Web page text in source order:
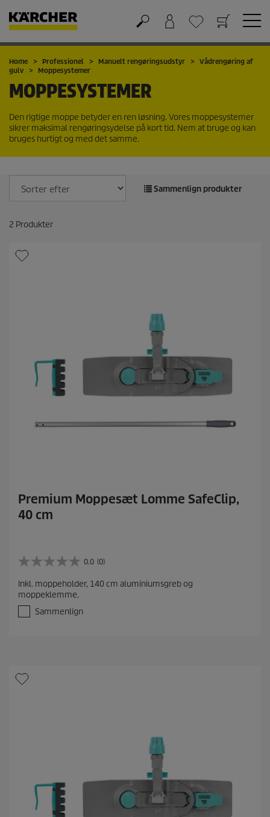
Kurv
Favorit liste
Home Professionel Manuelt rengøringsudstyr
Vådrengøring af
gulv
Moppesystemer
MOPPESYSTEMER
Den rigtige moppe betyder en ren løsning. Vores moppesystemer
sikrer maksimal rengøringsydelse på kort tid. Nem at bruge og kan
bruges hurtigt og med det samme.
Sammenlign produkter
2 Produkter
Premium Moppesæt Lomme SafeClip,
40 cm
0.0 (0)
0
0
u
a
j
e
Inkl. moppeholder, 140 cm aluminiumsgreb og
moppeklemme.
Sammenlign